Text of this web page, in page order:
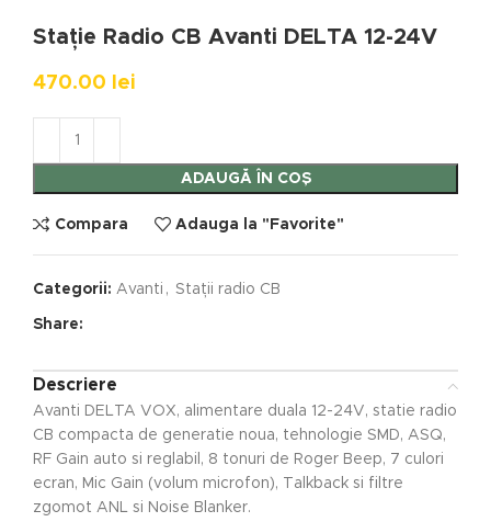
Stație Radio CB Avanti DELTA 12-24V
470.00 lei
ADAUGĂ ÎN COȘ
Compara Adauga la "Favorite"
Categorii: Avanti , Stații radio CB
Share:
Descriere
Avanti DELTA VOX, alimentare duala 12-24V, statie radio
CB compacta de generatie noua, tehnologie SMD, ASQ,
RF Gain auto si reglabil, 8 tonuri de Roger Beep, 7 culori
ecran, Mic Gain (volum microfon), Talkback si filtre
zgomot ANL si Noise Blanker.